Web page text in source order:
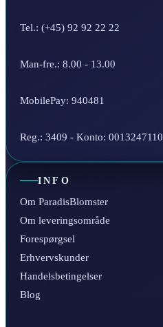
Tel.: (+45) 92 92 22 22
Man-fre.: 8.00 - 13.00
MobilePay: 940481
Reg.: 3409 - Konto: 0013247110
INFO
Om ParadisBlomster
Om leveringsområde
Forespørgsel
Erhvervskunder
Handelsbetingelser
Blog